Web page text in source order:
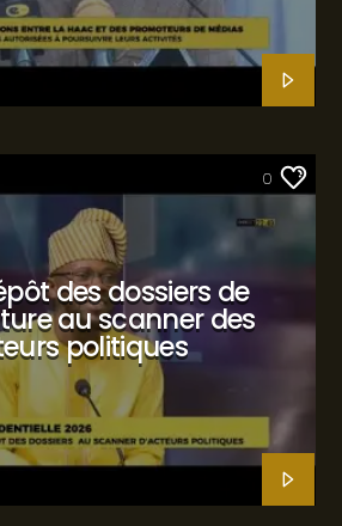
0
des dossiers de
au scanner des
politiques